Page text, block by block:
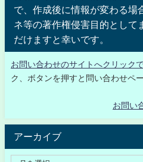
で、作成後に情報が変わる場
ネ等の著作権侵害目的として
だけますと幸いです。
お問い合わせのサイトへクリック
ク、ボタンを押すと問い合わせペ
お問い
アーカイブ